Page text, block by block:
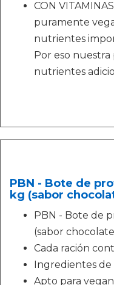
CON
puramente
nutrientes
Por eso
nutrientes
PBN - Bote de
kg (sabor
PBN - Bote de
(sabor
Cada ración
Ingredientes
Apto para